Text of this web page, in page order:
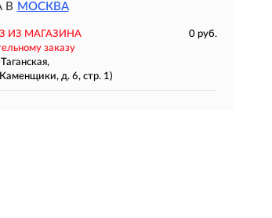
В МОСКВА
ИЗ МАГАЗИНА
0 руб.
заказу
д. 6, стр. 1)